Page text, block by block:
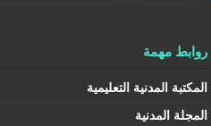
روابط مهمة
المكتبة المدنية التعليمية
المجلة المدنية